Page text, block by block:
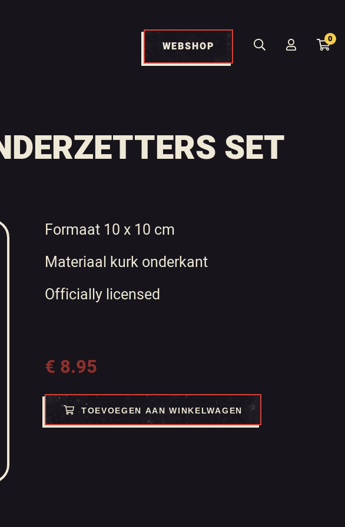
WEBSHOP
0
SET
Formaat 10 x 10 cm
Materiaal kurk onderkant
Officially licensed
€ 8.95
TOEVOEGEN AAN WINKELWAGEN